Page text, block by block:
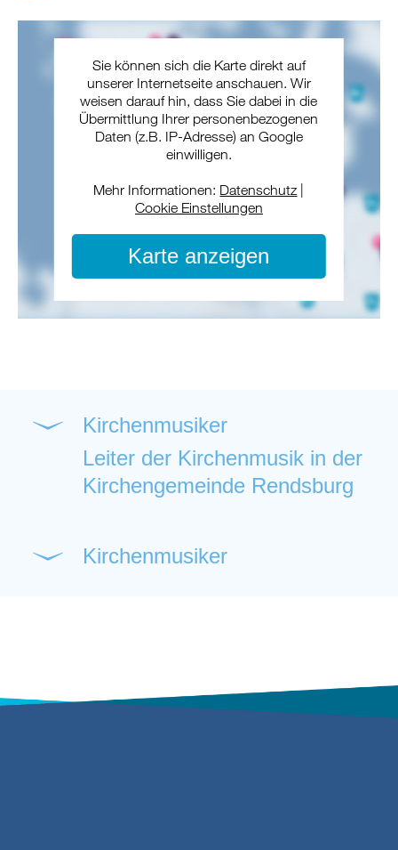
Sie können sich die Karte direkt auf
unserer Internetseite anschauen. Wir
weisen darauf hin, dass Sie dabei in die
Übermittlung Ihrer personenbezogenen
Daten (z.B. IP-Adresse) an Google
einwilligen.
Mehr Informationen: Datenschutz
Cookie Einstellungen
Karte anzeigen
Kirchenmusiker
Leiter der Kirchenmusik in der
Kirchengemeinde Rendsburg
Kirchenmusiker